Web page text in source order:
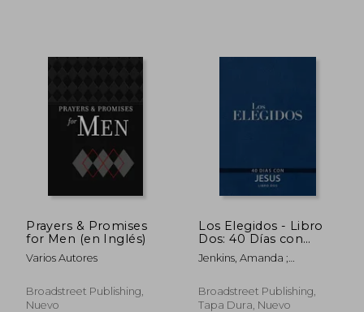
45% 45%
Prayers & Promises
for Men (en Inglés)
Varios Autores
Broadstreet Publishing,
Nuevo
Los Elegidos - Libro
Dos: 40 Días con
Jesús
Jenkins, Amanda ;
Dallas
Broadstreet Publishing,
Tapa Dura, Nuevo